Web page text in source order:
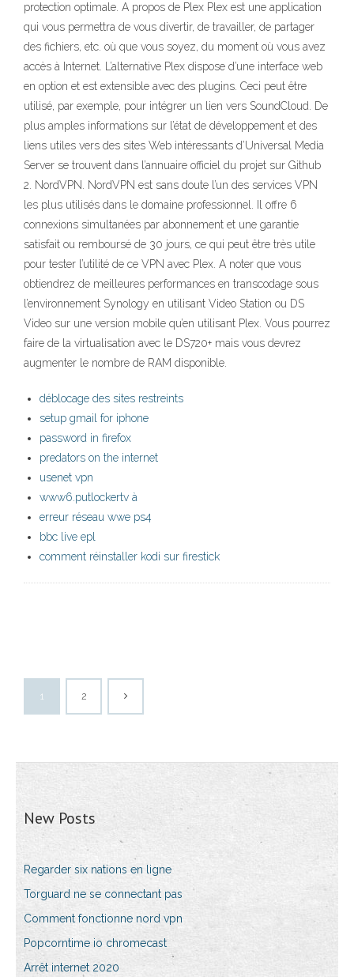
protection optimale. A propos de Plex Plex est une application
qui vous permettra de vous divertir, de travailler, de partager
des fichiers, etc. où que vous soyez, du moment où vous avez
accès à Internet. L’alternative Plex dispose d’une interface web
en option et est extensible avec des plugins. Ceci peut être
utilisé, par exemple, pour intégrer un lien vers SoundCloud. De
plus amples informations sur l’état de développement et des
liens utiles vers des sites Web intéressants d’Universal Media
Server se trouvent dans l’annuaire officiel du projet sur Github
2. NordVPN. NordVPN est sans doute l’un des services VPN
les plus utilisés dans le domaine professionnel. Il offre 6
connexions simultanées par abonnement et une garantie
satisfait ou remboursé de 30 jours, ce qui peut être très utile
pour tester l’utilité de ce VPN avec Plex. A noter que vous
obtiendrez de meilleures performances en transcodage sous
l’environnement Synology en utilisant Video Station ou DS
Video sur une version mobile qu’en utilisant Plex. Vous pourrez
faire de la virtualisation avec le DS720+ mais vous devrez
augmenter le nombre de RAM disponible.
déblocage des sites restreints
setup gmail for iphone
password in firefox
predators on the internet
usenet vpn
www6.putlockertv à
erreur réseau wwe ps4
bbc live epl
comment réinstaller kodi sur firestick
1 2
New Posts
Regarder six nations en ligne
Torguard ne se connectant pas
Comment fonctionne nord vpn
Popcorntime io chromecast
Arrêt internet 2020